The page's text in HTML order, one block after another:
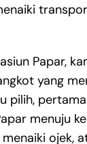
Papar,
yang
pilih,
menuju
ojek,